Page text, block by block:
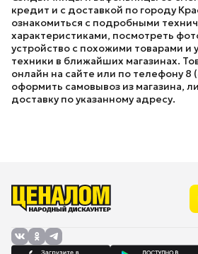
кредит и с доставкой по городу
ознакомиться с подробными
характеристиками, посмотреть
устройство с похожими товарами и
техники в ближайших магазинах.
онлайн на сайте или по телефону 8
оформить самовывоз из магазина,
доставку по указанному адресу.